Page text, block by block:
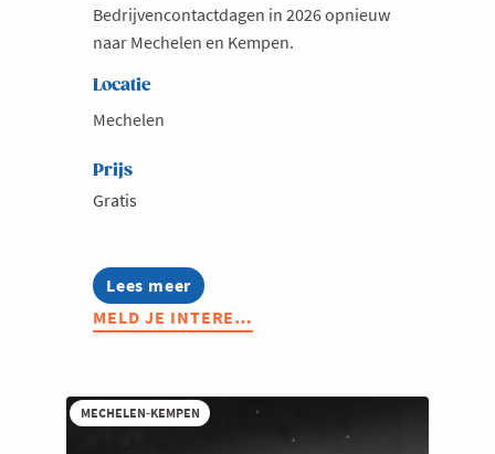
Bedrijvencontactdagen in 2026 opnieuw
naar Mechelen en Kempen.
Locatie
Mechelen
Prijs
Gratis
Lees meer
about
Bedrijvencontactdagen
MELD JE INTERE…
MECHELEN-KEMPEN